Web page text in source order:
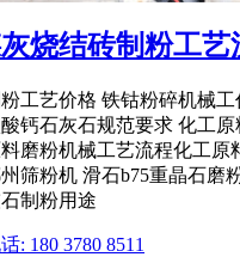
烧结砖制粉工艺
工艺价格 铁钴粉碎机械
钙石灰石规范要求 化工
磨粉机械工艺流程化工原
筛粉机 滑石b75重晶石磨
制粉用途
: 180 3780 8511